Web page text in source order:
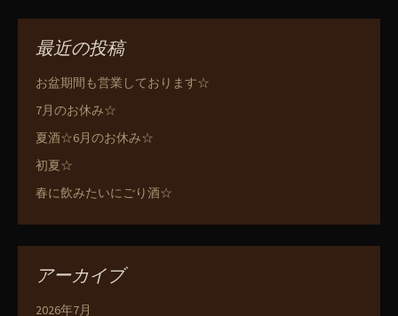
最近の投稿
お盆期間も営業しております☆
7月のお休み☆
夏酒☆6月のお休み☆
初夏☆
春に飲みたいにごり酒☆
アーカイブ
2026年7月